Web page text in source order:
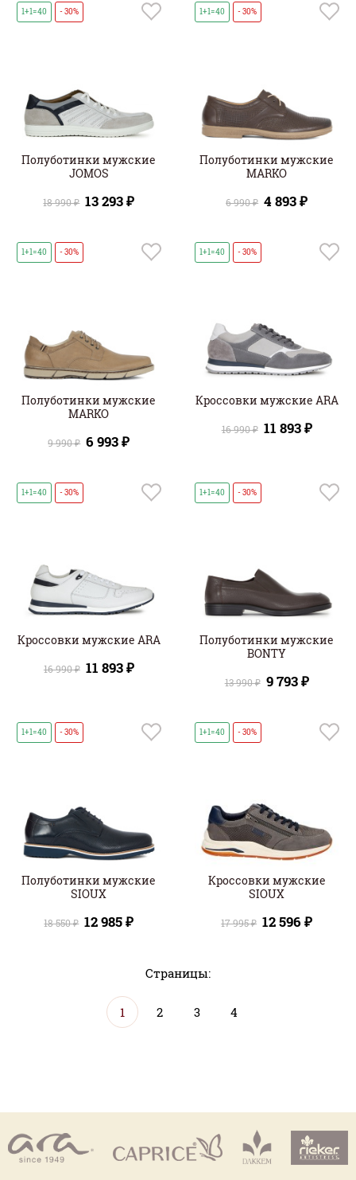
1+1=40 - 30%
Полуботинки мужские
JOMOS
18 990 ₽ 13 293 ₽
1+1=40 - 30%
Полуботинки мужские
MARKO
6 990 ₽ 4 893 ₽
1+1=40 - 30%
Полуботинки мужские
MARKO
9 990 ₽ 6 993 ₽
1+1=40 - 30%
Кроссовки мужские ARA
16 990 ₽ 11 893 ₽
1+1=40 - 30%
Кроссовки мужские ARA
16 990 ₽ 11 893 ₽
1+1=40 - 30%
Полуботинки мужские
BONTY
13 990 ₽ 9 793 ₽
1+1=40 - 30%
Полуботинки мужские
SIOUX
18 550 ₽ 12 985 ₽
1+1=40 - 30%
Кроссовки мужские
SIOUX
17 995 ₽ 12 596 ₽
Страницы:
1 2 3 4